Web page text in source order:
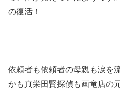
の復活！
依頼者も依頼者の母親も涙を
かも真栄田賢探偵も画竜店の